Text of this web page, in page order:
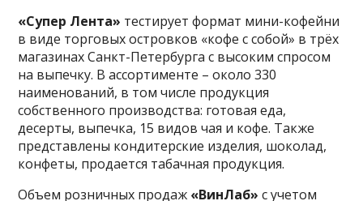
«Супер Лента» тестирует формат мини-кофейни
в виде торговых островков «кофе с собой» в трёх
магазинах Санкт-Петербурга с высоким спросом
на выпечку. В ассортименте – около 330
наименований, в том числе продукция
собственного производства: готовая еда,
десерты, выпечка, 15 видов чая и кофе. Также
представлены кондитерские изделия, шоколад,
конфеты, продается табачная продукция.
Объем розничных продаж «ВинЛаб» с учетом